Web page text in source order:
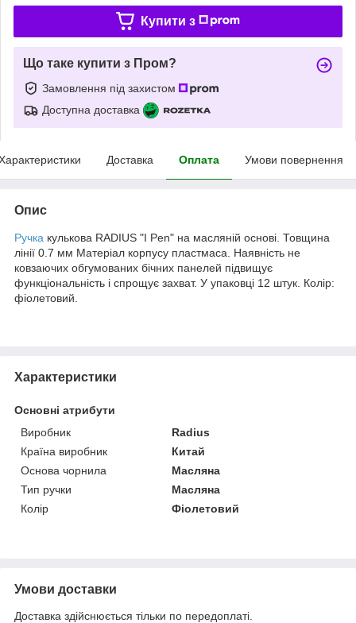
Купити з
Що таке купити з Пром?
Замовлення під захистом
Доступна доставка
Доставка Оплата Умови повернення
Опис
Ручка кулькова RADIUS "I Pen" на масляній основі. Товщина
лінії 0.7 мм Матеріал корпусу пластмаса. Наявність не
ковзаючих обгумованих бічних панелей підвищує
функціональність і спрощує захват. У упаковці 12 штук. Колір:
фіолетовий.
Характеристики
Основні атрибути
Виробник
Radius
Країна виробник
Китай
Основа чорнила
Масляна
Тип ручки
Масляна
Колір
Фіолетовий
Умови доставки
Доставка здійснюється тільки по передоплаті.